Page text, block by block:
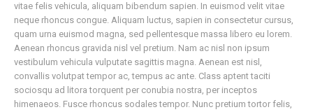
vitae felis vehicula, aliquam bibendum sapien. In euismod velit vitae
neque rhoncus congue. Aliquam luctus, sapien in consectetur cursus,
quam urna euismod magna, sed pellentesque massa libero eu lorem.
Aenean rhoncus gravida nisl vel pretium. Nam ac nisl non ipsum
vestibulum vehicula vulputate sagittis magna. Aenean est nisl,
convallis volutpat tempor ac, tempus ac ante. Class aptent taciti
sociosqu ad litora torquent per conubia nostra, per inceptos
himenaeos. Fusce rhoncus sodales tempor. Nunc pretium tortor felis,